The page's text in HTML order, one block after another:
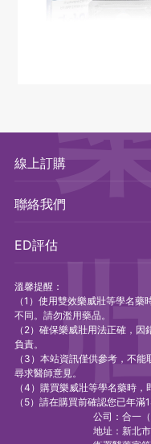
線上訂購
聯絡我們
ED評估
溫馨提醒：
（1）使用雙效樂威壯等學名
不同。請勿濫用藥品。
（2）確保樂威壯用法正確，
負責。
（3）本站資訊僅供參考，不
尋求醫師意見。
（4）購買樂威壯等學名藥時
（5）請在購買前確認您已年滿
公司：合一
地址：新北